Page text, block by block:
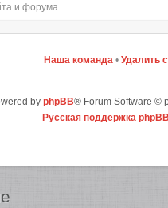
и форума.
Наша команда • Удалить
by phpBB® Forum Software ©
Русская поддержка